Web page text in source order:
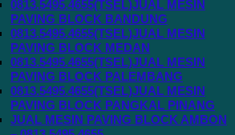
0813.5495.4655(TSEL)JUAL MESIN
PAVING BLOCK BANDUNG
0813.5495.4655(TSEL)JUAL MESIN
PAVING BLOCK MEDAN
0813.5495.4655(TSEL)JUAL MESIN
PAVING BLOCK PALEMBANG
0813.5495.4655(TSEL)JUAL MESIN
PAVING BLOCK PANGKAL PINANG
JUAL MESIN PAVING BLOCK AMBON